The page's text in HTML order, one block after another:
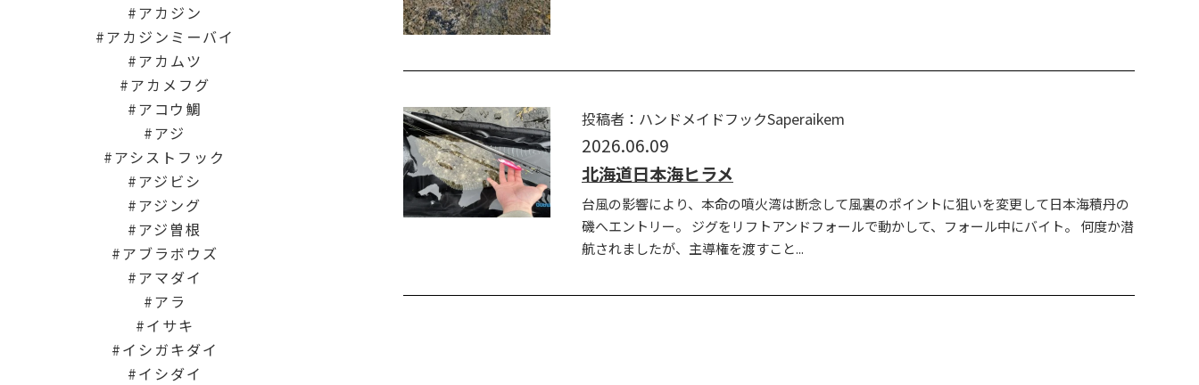
投稿者：ハンドメイドフックSaperaikem
2026.06.09
北海道日本海ヒラメ
台風の影響により、本命の噴火湾は断念して風裏のポイントに狙いを変更して日本海積丹の
磯へエントリー。 ジグをリフトアンドフォールで動かして、フォール中にバイト。 何度か潜
航されましたが、主導権を渡すこと...
アカジン
アカジンミーバイ
アカムツ
アカメフグ
アコウ鯛
アジ
アシストフック
アジビシ
アジング
アジ曽根
アブラボウズ
アマダイ
アラ
イサキ
イシガキダイ
イシダイ